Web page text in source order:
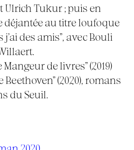
Ulrich Tukur ; puis en
déjantée au titre loufoque
des amis", avec Bouli
de livres" (2019)
Beethoven" (2020), romans
du Seuil.